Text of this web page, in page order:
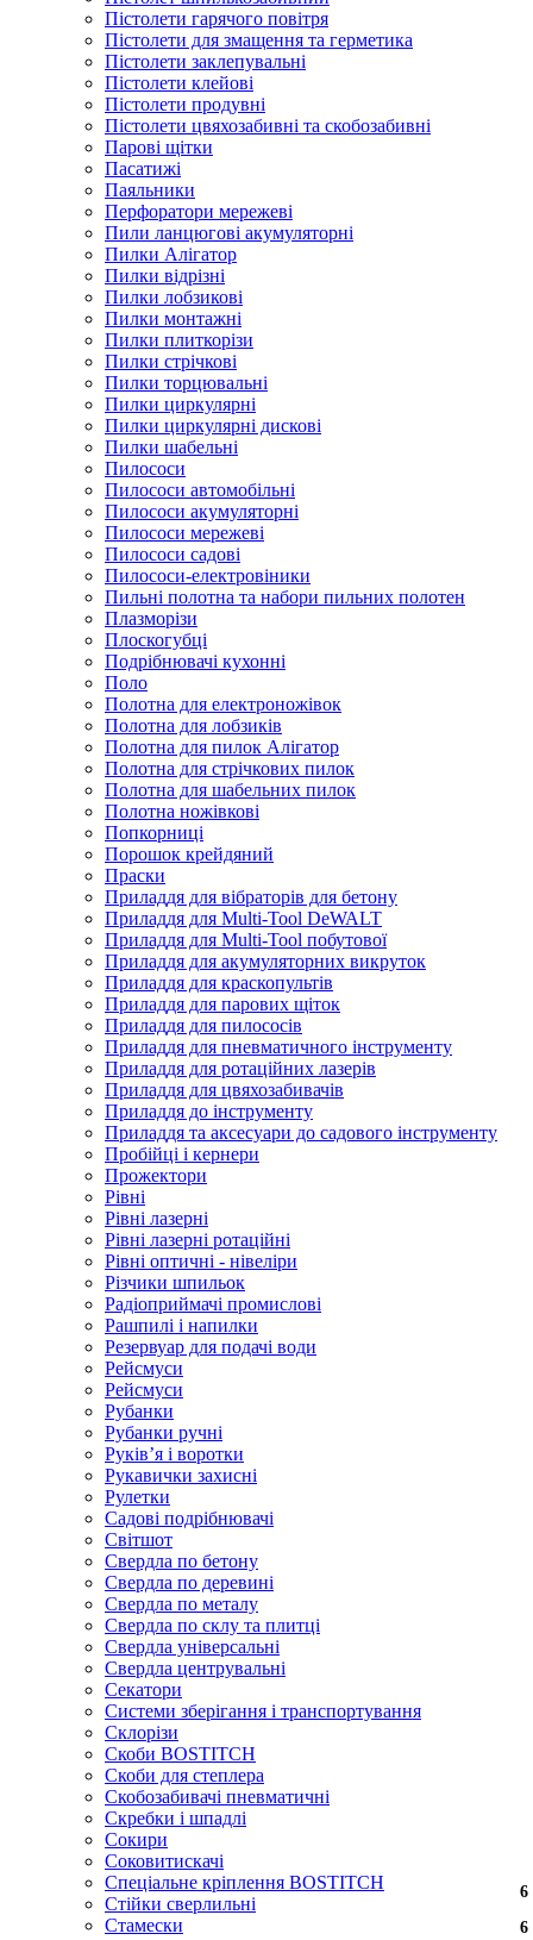
Пістолети гарячого повітря
Пістолети для змащення та герметика
Пістолети заклепувальні
Пістолети клейові
Пістолети продувні
Пістолети цвяхозабивні та скобозабивні
Парові щітки
Пасатижі
Паяльники
Перфоратори мережеві
Пили ланцюгові акумуляторні
Пилки Алігатор
Пилки відрізні
Пилки лобзикові
Пилки монтажні
Пилки плиткорізи
Пилки стрічкові
Пилки торцювальні
Пилки циркулярні
Пилки циркулярні дискові
Пилки шабельні
Пилососи
Пилососи автомобільні
Пилососи акумуляторні
Пилососи мережеві
Пилососи садові
Пилососи-електровіники
Пильні полотна та набори пильних полотен
Плазморізи
Плоскогубці
Подрібнювачі кухонні
Поло
Полотна для електроножівок
Полотна для лобзиків
Полотна для пилок Алігатор
Полотна для стрічкових пилок
Полотна для шабельних пилок
Полотна ножівкові
Попкорниці
Порошок крейдяний
Праски
Приладдя для вібраторів для бетону
Приладдя для Multi-Tool DeWALT
Приладдя для Multi-Tool побутової
Приладдя для акумуляторних викруток
Приладдя для краскопультів
Приладдя для парових щіток
Приладдя для пилососів
Приладдя для пневматичного інструменту
Приладдя для ротаційних лазерів
Приладдя для цвяхозабивачів
Приладдя до інструменту
Приладдя та аксесуари до садового інструменту
Пробійці і кернери
Прожектори
Рівні
Рівні лазерні
Рівні лазерні ротаційні
Рівні оптичні - нівеліри
Різчики шпильок
Радіоприймачі промислові
Рашпилі і напилки
Резервуар для подачі води
Рейсмуси
Рейсмуси
Рубанки
Рубанки ручні
Руківʼя і воротки
Рукавички захисні
Рулетки
Садові подрібнювачі
Світшот
Свердла по бетону
Свердла по деревині
Свердла по металу
Свердла по склу та плитці
Свердла універсальні
Свердла центрувальні
Секатори
Системи зберігання і транспортування
Склорізи
Скоби BOSTITCH
Скоби для степлера
Скобозабивачі пневматичні
Скребки і шпадлі
Сокири
Соковитискачі
Спеціальне кріплення BOSTITCH
Стійки сверлильні
Стамески
6
6
6
6
6
6
6
6
6
6
6
6